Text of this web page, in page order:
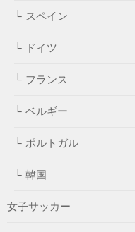
スペイン
ドイツ
フランス
ベルギー
ポルトガル
韓国
女子サッカー